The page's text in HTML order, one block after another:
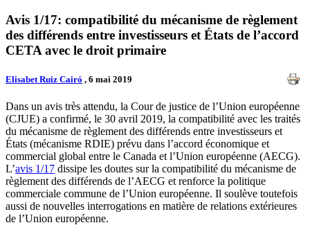
Avis 1/17: compatibilité du mécanisme de règlement
des différends entre investisseurs et États de l’accord
CETA avec le droit primaire
Elisabet Ruiz Cairó , 6 mai 2019
Dans un avis très attendu, la Cour de justice de l’Union européenne
(CJUE) a confirmé, le 30 avril 2019, la compatibilité avec les traités
du mécanisme de règlement des différends entre investisseurs et
États (mécanisme RDIE) prévu dans l’accord économique et
commercial global entre le Canada et l’Union européenne (AECG).
L’avis 1/17 dissipe les doutes sur la compatibilité du mécanisme de
règlement des différends de l’AECG et renforce la politique
commerciale commune de l’Union européenne. Il soulève toutefois
aussi de nouvelles interrogations en matière de relations extérieures
de l’Union européenne.